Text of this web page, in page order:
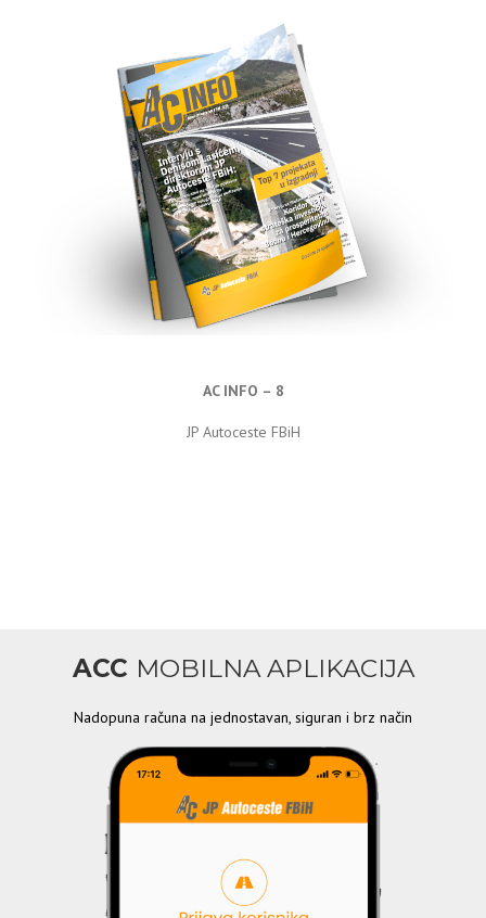
AC INFO – 8
JP Autoceste FBiH
ACC MOBILNA APLIKACIJA
Nadopuna računa na jednostavan, siguran i brz način